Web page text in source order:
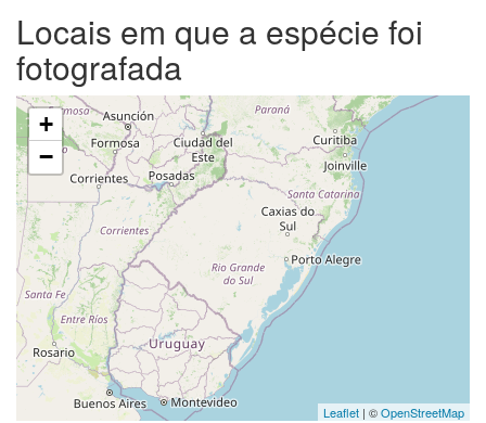
Locais em que a espécie foi
fotografada
+
−
Leaflet | ©OpenStreetMap